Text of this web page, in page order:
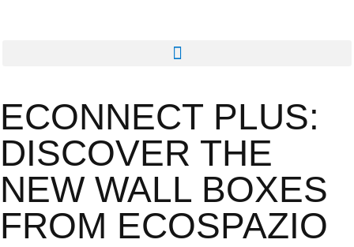
ECONNECT PLUS:
DISCOVER THE
NEW WALL BOXES
FROM ECOSPAZIO